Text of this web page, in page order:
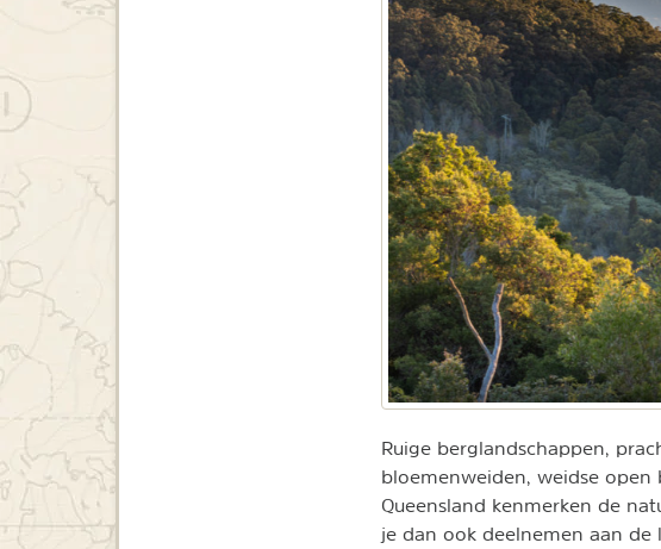
Ruige berglandschappen,
bloemenweiden, weidse open
Queensland kenmerken de
je dan ook deelnemen aan de